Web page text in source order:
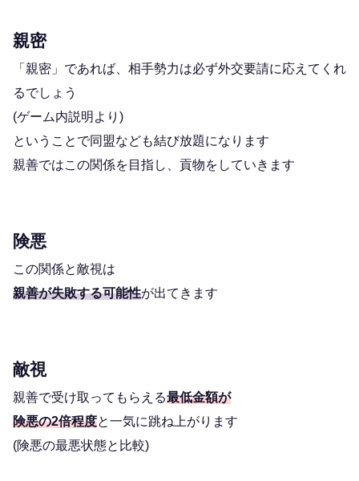
親密
「親密」であれば、相手勢力は必ず外交要請に応えてくれ
るでしょう
(ゲーム内説明より)
ということで同盟なども結び放題になります
親善ではこの関係を目指し、貢物をしていきます
険悪
この関係と敵視は
親善が失敗する可能性が出てきます
敵視
親善で受け取ってもらえる最低金額が
険悪の2倍程度と一気に跳ね上がります
(険悪の最悪状態と比較)